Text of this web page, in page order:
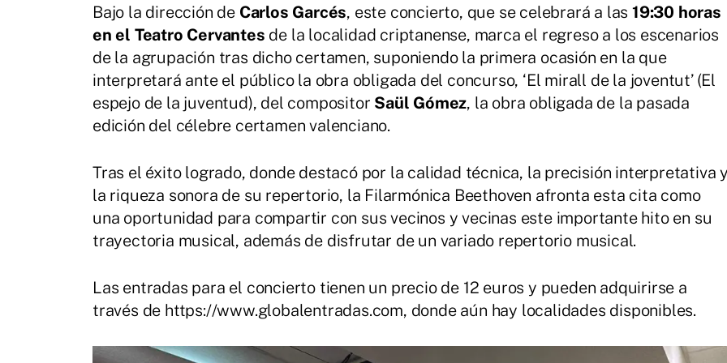
Bajo la dirección de Carlos Garcés, este concierto, que se celebrará a las19:30 horas
en el Teatro Cervantes de la localidad criptanense, marca el regreso a los escenarios
de la agrupación tras dicho certamen, suponiendo la primera ocasión en la que
interpretará ante el público la obra obligada del concurso, ‘El mirall de la joventut’ (El
espejo de la juventud), del compositor Saül Gómez, la obra obligada de la pasada
edición del célebre certamen valenciano.
Tras el éxito logrado, donde destacó por la calidad técnica, la precisión interpretativa
la riqueza sonora de su repertorio, la Filarmónica Beethoven afronta esta cita como
una oportunidad para compartir con sus vecinos y vecinas este importante hito en su
trayectoria musical, además de disfrutar de un variado repertorio musical.
Las entradas para el concierto tienen un precio de 12 euros y pueden adquirirse a
través de https://www.globalentradas.com, donde aún hay localidades disponibles.